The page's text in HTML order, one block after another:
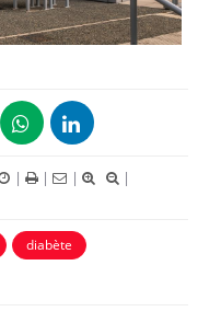
| | |
|
diabète